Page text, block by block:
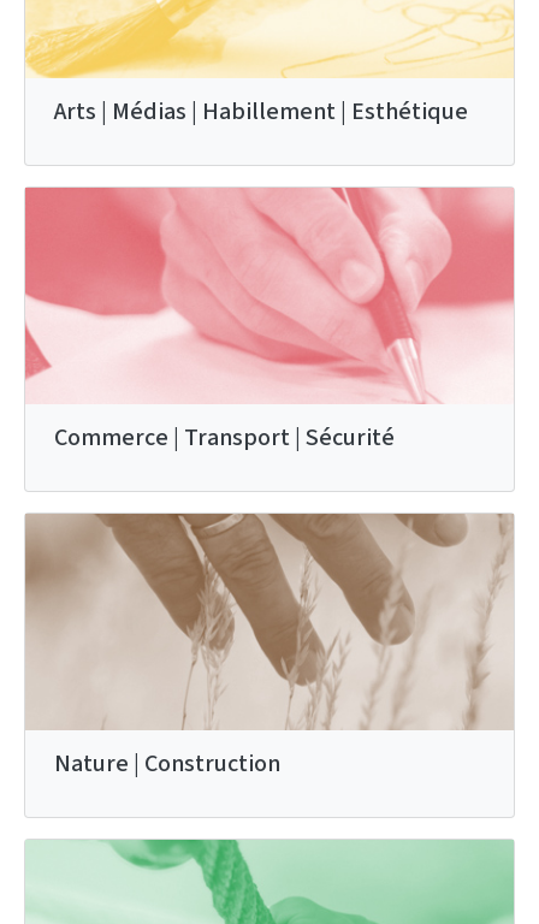
Arts | Médias | Habillement | Esthétique
Commerce | Transport | Sécurité
Nature | Construction